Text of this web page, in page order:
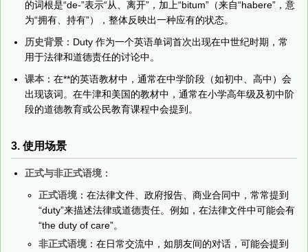
的词根是“de-”表示“从、离开”，加上“bitum”（来自“habere”，意
为“拥有、持有”），整体反映出一种应有的状态。
历史背景 ：Duty 作为一个英语单词首次出现在中世纪时期，常
用于法律和道德责任的讨论中。
课本 ：在**的英语教材中，通常在中学阶段（如初中、高中）会
出现该词。在牛津和美国的教材中，通常在小学高年级及初中阶
段的道德教育或公民教育课程中会提到。
3. 使用场景
正式与非正式语境 ：
正式语境 ：在法律文件、政府报告、商业合同中，常常提到
“duty”来描述法律或道德责任。例如，在法律文件中可能会有
“the duty of care”。
非正式语境 ：在日常交流中，如朋友间的对话，可能会提到